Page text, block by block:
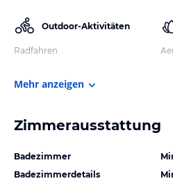
Outdoor-Aktivitäten
Radfahren
Mehr anzeigen
Zimmerausstattung
Badezimmer
Badezimmerdetails